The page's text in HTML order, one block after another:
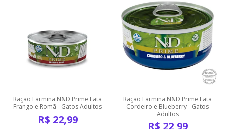
Ração Farmina N&D Prime Lata
Frango e Romã - Gatos Adultos
R$ 22,99
Ração Farmina N&D Prime Lata
Cordeiro e Blueberry - Gatos
Adultos
R$ 22,99